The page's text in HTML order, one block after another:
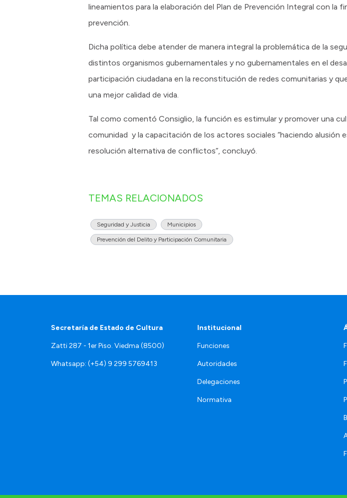
lineamientos para la elaboración del Plan de Prevención Integral con la
prevención.
Dicha política debe atender de manera integral la problemática de la
distintos organismos gubernamentales y no gubernamentales en el
participación ciudadana en la reconstitución de redes comunitarias y
una mejor calidad de vida.
Tal como comentó Consiglio, la función es estimular y promover una
comunidad y la capacitación de los actores sociales “haciendo alusión
resolución alternativa de conflictos”, concluyó.
TEMAS RELACIONADOS
Seguridad y Justicia Municipios
Prevención del Delito y Participación Comunitaria
Secretaría de Estado de Cultura
Zatti 287 - 1er Piso. Viedma (8500)
Whatsapp: (+54) 9 299 5769413
Institucional
Funciones
Autoridades
Delegaciones
Normativa